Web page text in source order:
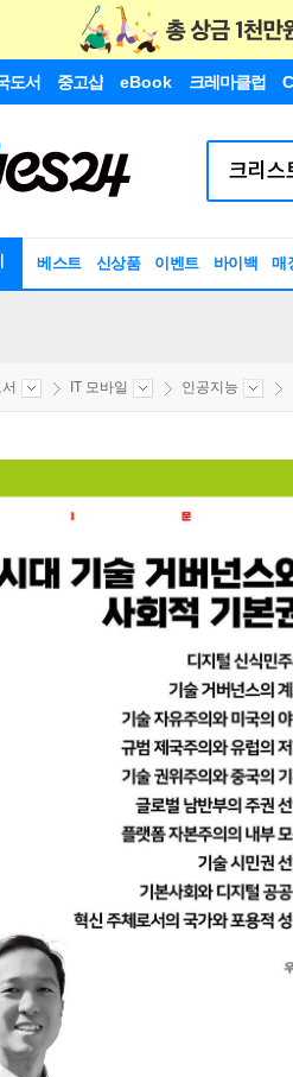
도서 중고샵 eBook 크레마클럽
베스트 신상품 이벤트 바이백 매
IT 모바일 인공지능